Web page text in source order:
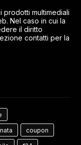
prodotti multimediali
Nel caso in cui la
il diritto
contatti per la
coupon